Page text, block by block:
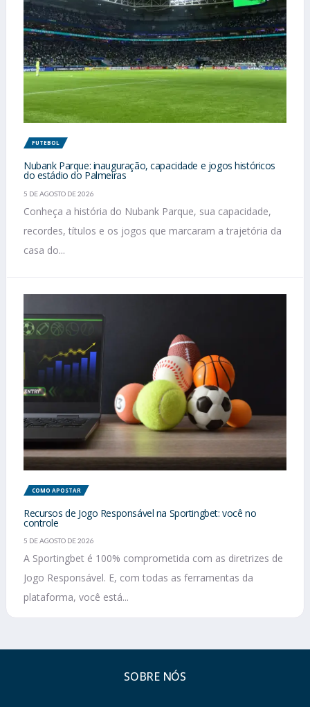
FUTEBOL
Nubank Parque: inauguração, capacidade e jogos históricos
do estádio do Palmeiras
5 DE AGOSTO DE 2026
Conheça a história do Nubank Parque, sua capacidade,
recordes, títulos e os jogos que marcaram a trajetória da
casa do...
COMO APOSTAR
Recursos de Jogo Responsável na Sportingbet: você no
controle
5 DE AGOSTO DE 2026
A Sportingbet é 100% comprometida com as diretrizes de
Jogo Responsável. E, com todas as ferramentas da
plataforma, você está...
SOBRE NÓS